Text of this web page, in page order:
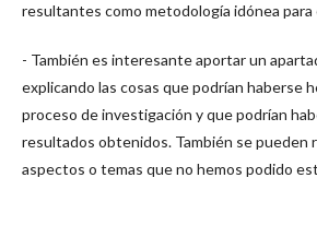
resultantes como metodología idónea para
- También es interesante aportar un
explicando las cosas que podrían haberse
proceso de investigación y que podrían
resultados obtenidos. También se pueden
aspectos o temas que no hemos podido